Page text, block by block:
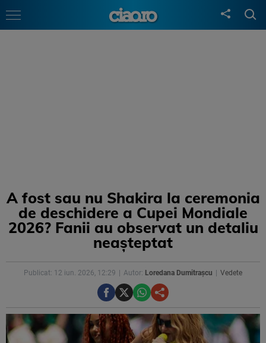
A fost sau nu Shakira la ceremonia
de deschidere a Cupei Mondiale
2026? Fanii au observat un detaliu
neașteptat
Publicat: 12 iun. 2026, 12:29 Autor: Loredana Dumitrașcu Vedete